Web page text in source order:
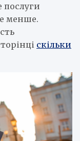
послуги
менше.
скільки